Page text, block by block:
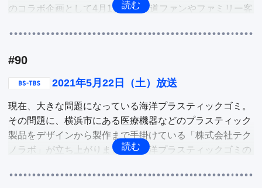
他
のコラボ企画として4月1日から鉄道ファンやファミリー客
泊プランを販売し、話題に。そこで、森リポーターと鉄道
宿泊プランを深掘りします。
#90
2021年5月22日（土）放送
現在、大きな問題になっている海洋プラスティックゴミ。
その問題に、横浜市にある医療機器などのプラスティック
製品をデザインから製作まで手掛けている「株式会社テク
ノラボ」が立ち上がりました。海洋プラスティックゴミの
です。そこで、テクノラボの取り組みやそこから生まれる